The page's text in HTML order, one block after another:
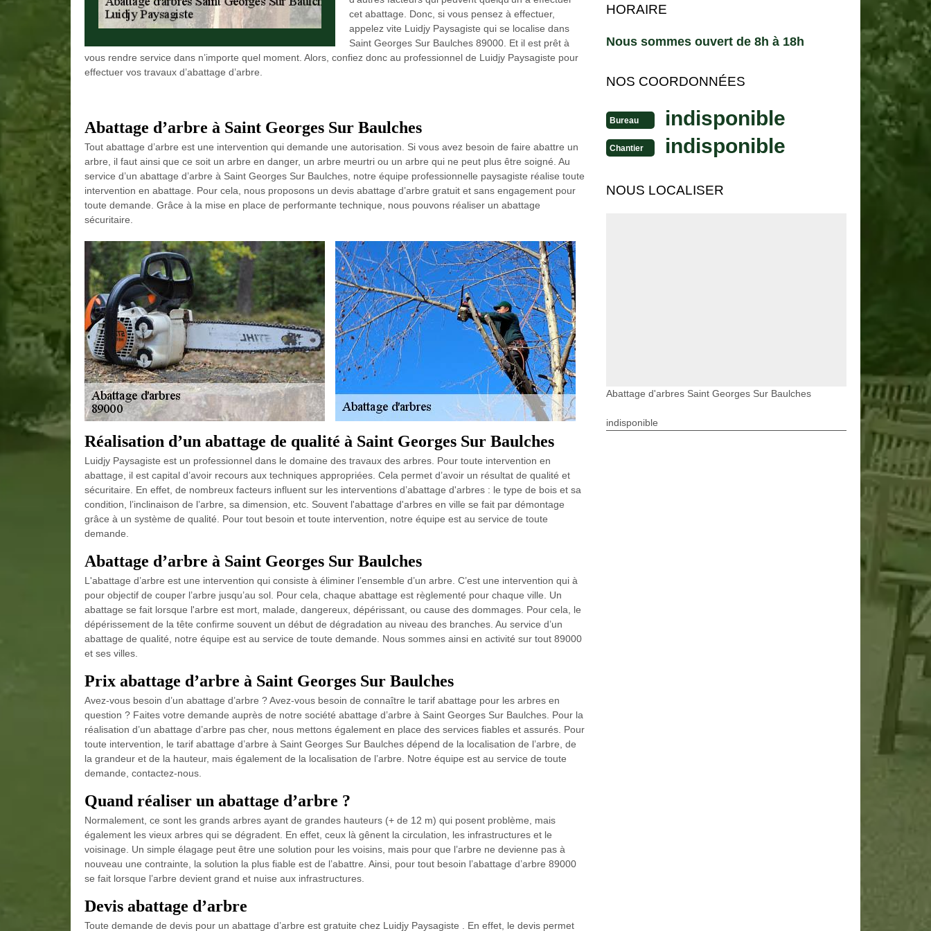
cet abattage. Donc, si vous pensez à effectuer,
appelez vite Luidjy Paysagiste qui se localise dans
Saint Georges Sur Baulches 89000. Et il est prêt à
vous rendre service dans n’importe quel moment. Alors, confiez donc au professionnel de Luidjy Paysagiste pour
effectuer vos travaux d’abattage d’arbre.
Abattage d’arbre à Saint Georges Sur Baulches
Tout abattage d’arbre est une intervention qui demande une autorisation. Si vous avez besoin de faire abattre un
arbre, il faut ainsi que ce soit un arbre en danger, un arbre meurtri ou un arbre qui ne peut plus être soigné. Au
service d’un abattage d’arbre à Saint Georges Sur Baulches, notre équipe professionnelle paysagiste réalise toute
intervention en abattage. Pour cela, nous proposons un devis abattage d’arbre gratuit et sans engagement pour
toute demande. Grâce à la mise en place de performante technique, nous pouvons réaliser un abattage
sécuritaire.
Réalisation d’un abattage de qualité à Saint Georges Sur Baulches
Luidjy Paysagiste est un professionnel dans le domaine des travaux des arbres. Pour toute intervention en
abattage, il est capital d’avoir recours aux techniques appropriées. Cela permet d’avoir un résultat de qualité et
sécuritaire. En effet, de nombreux facteurs influent sur les interventions d’abattage d'arbres : le type de bois et sa
condition, l’inclinaison de l’arbre, sa dimension, etc. Souvent l'abattage d'arbres en ville se fait par démontage
grâce à un système de qualité. Pour tout besoin et toute intervention, notre équipe est au service de toute
demande.
Abattage d’arbre à Saint Georges Sur Baulches
L'abattage d’arbre est une intervention qui consiste à éliminer l’ensemble d’un arbre. C’est une intervention qui à
pour objectif de couper l’arbre jusqu’au sol. Pour cela, chaque abattage est règlementé pour chaque ville. Un
abattage se fait lorsque l'arbre est mort, malade, dangereux, dépérissant, ou cause des dommages. Pour cela, le
dépérissement de la tête confirme souvent un début de dégradation au niveau des branches. Au service d’un
abattage de qualité, notre équipe est au service de toute demande. Nous sommes ainsi en activité sur tout 89000
et ses villes.
Prix abattage d’arbre à Saint Georges Sur Baulches
Avez-vous besoin d’un abattage d’arbre ? Avez-vous besoin de connaître le tarif abattage pour les arbres en
question ? Faites votre demande auprès de notre société abattage d’arbre à Saint Georges Sur Baulches. Pour la
réalisation d’un abattage d’arbre pas cher, nous mettons également en place des services fiables et assurés. Pour
toute intervention, le tarif abattage d’arbre à Saint Georges Sur Baulches dépend de la localisation de l’arbre, de
la grandeur et de la hauteur, mais également de la localisation de l’arbre. Notre équipe est au service de toute
demande, contactez-nous.
Quand réaliser un abattage d’arbre ?
Normalement, ce sont les grands arbres ayant de grandes hauteurs (+ de 12 m) qui posent problème, mais
également les vieux arbres qui se dégradent. En effet, ceux là gênent la circulation, les infrastructures et le
voisinage. Un simple élagage peut être une solution pour les voisins, mais pour que l’arbre ne devienne pas à
nouveau une contrainte, la solution la plus fiable est de l’abattre. Ainsi, pour tout besoin l’abattage d’arbre 89000
se fait lorsque l’arbre devient grand et nuise aux infrastructures.
Devis abattage d’arbre
Toute demande de devis pour un abattage d’arbre est gratuite chez Luidjy Paysagiste . En effet, le devis permet
HORAIRE
Nous sommes ouvert de 8h à 18h
NOS COORDONNÉES
Bureau indisponible
Chantier indisponible
NOUS LOCALISER
Abattage d'arbres Saint Georges Sur Baulches
indisponible